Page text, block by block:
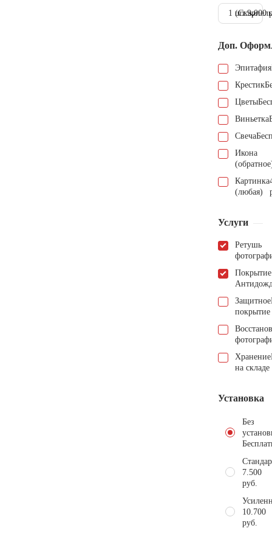
1 шт.9.000
Доп.
Эпитафия
Крестик
Цветы
Виньетка
Свеча
Икона
Картинка
(любая)
Услуги
Ретушь
Покрытие
Защитное
покрытие
Хранение
на складе
Установка
Без
7.500
руб.
10.700
руб.